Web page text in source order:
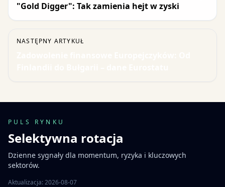
"Gold Digger": Tak zamienia hejt w zyski
NASTĘPNY ARTYKUŁ
PULS RYNKU
Selektywna rotacja
Dzienne sygnały dla momentum, ryzyka i kluczowych
sektorów.
Aktualizacja: 2026-08-07